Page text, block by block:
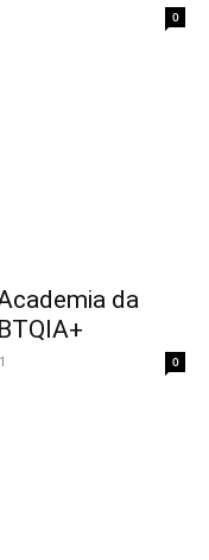
0
da
0